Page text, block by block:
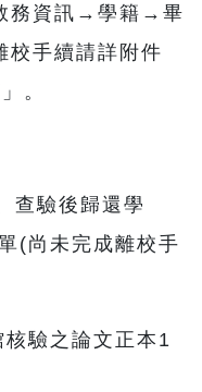
務資訊→學籍→畢
校手續請詳附件
。
查驗後歸還學
(尚未完成離校手
驗之論文正本1